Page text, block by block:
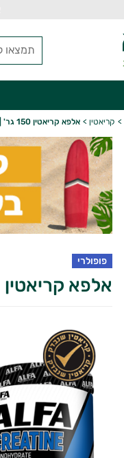
> קריאטין > אלפא קריאטין 150 גר' | אלפא | ALFA
פופולרי
אלפא קריאטין 150 גר' | אלפא | ALFA